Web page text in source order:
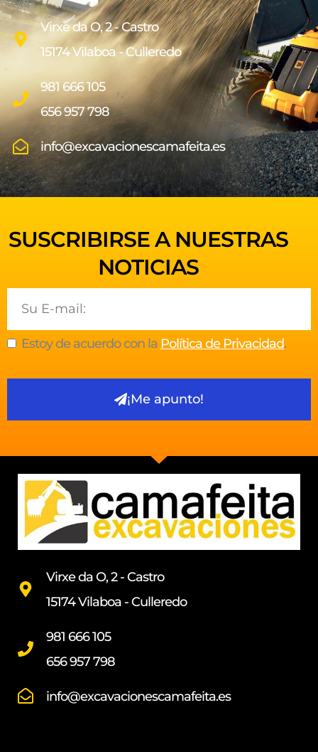
Virxe da O, 2 - Castro
15174 Vilaboa - Culleredo
981 666 105
656 957 798
info@excavacionescamafeita.es
SUSCRIBIRSE A NUESTRAS
NOTICIAS
Estoy de acuerdo con la Política de Privacidad.
¡Me apunto!
Virxe da O, 2 - Castro
15174 Vilaboa - Culleredo
981 666 105
656 957 798
info@excavacionescamafeita.es